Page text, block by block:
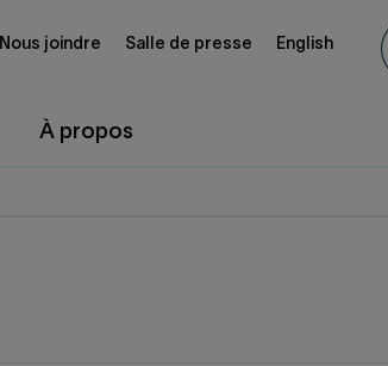
À propos
Nous joindre Salle de presse English